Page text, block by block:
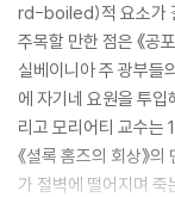
rd-boiled)적 요소가
주목할 만한 점은 《공
실베이니아 주 광부
에 자기네 요원을 투
리고 모리어티 교수는
《셜록 홈즈의 회상》
가 절벽에 떨어지며 죽